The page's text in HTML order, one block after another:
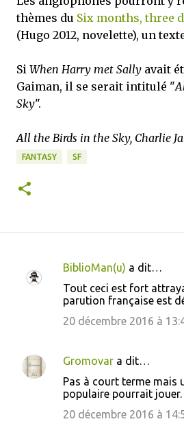
thèmes du Six months, three
(Hugo 2012, novelette), un
Si When Harry met Sally avait
Gaiman, il se serait intitulé "
Sky".
All the Birds in the Sky, Charlie
FANTASY SF
C
e
n
BiblioMan(u) a dit…
Tout ceci est fort
parution française est
20 décembre 2016 à
Gromovar a dit…
Pas à court terme mais
populaire pourrait jouer.
20 décembre 2016 à